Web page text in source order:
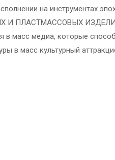
на инструментах
ПЛАСТМАССОВЫХ
в масс медиа, которые
в масс культурный